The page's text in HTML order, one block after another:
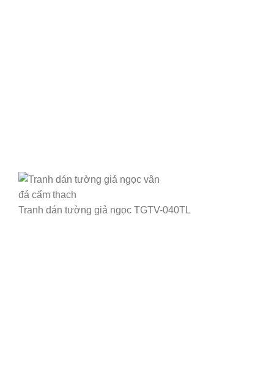
Tranh dán tường giả ngọc TGTV-040TL